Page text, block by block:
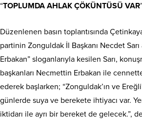
“TOPLUMDA AHLAK ÇÖKÜNTÜSÜ VAR
Düzenlenen basın toplantısında
partinin Zonguldak İl Başkanı Necdet
Erbakan” sloganlarıyla kesilen Sarı,
başkanları Necmettin Erbakan ile
ederek başlarken; “Zonguldak’ın ve
günlerde suya ve berekete ihtiyacı var.
iktidarı ile ayrı bir bereket de gelecek.”,